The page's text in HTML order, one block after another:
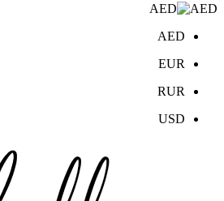
AED
AED
EUR
RUR
USD